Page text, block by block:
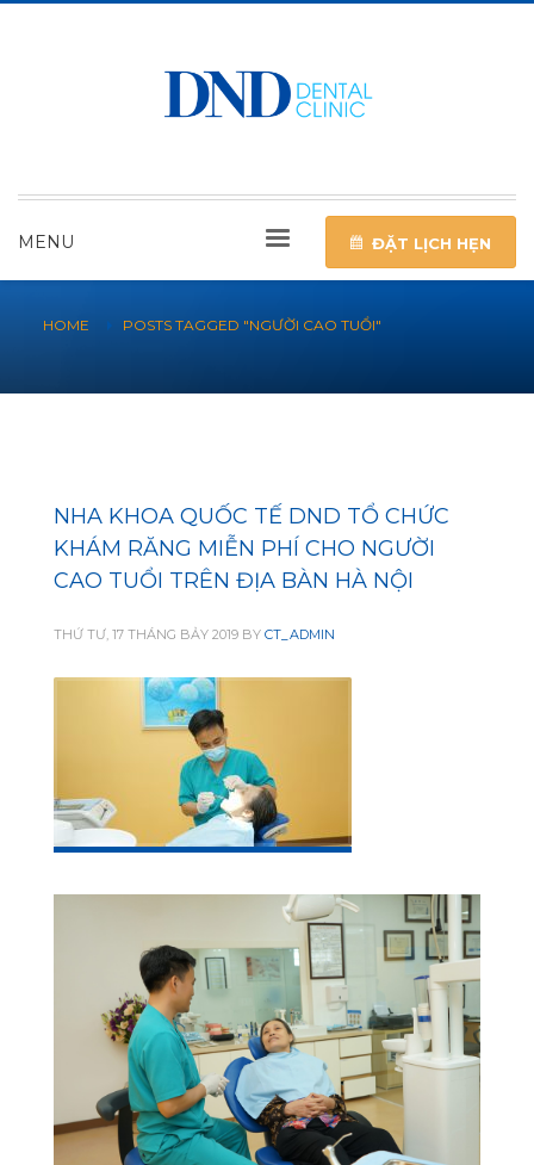
MENU ĐẶT LỊCH HẸN
HOME POSTS TAGGED "NGƯỜI CAO TUỔI"
NHA KHOA QUỐC TẾ DND TỔ CHỨC
KHÁM RĂNG MIỄN PHÍ CHO NGƯỜI
CAO TUỔI TRÊN ĐỊA BÀN HÀ NỘI
THỨ TƯ, 17 THÁNG BẢY 2019 BY CT_ADMIN